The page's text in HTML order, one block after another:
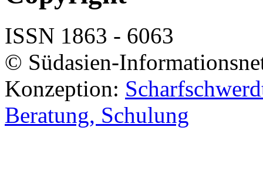
ISSN 1863 - 6063
© Südasien-
Konzeption:
Beratung, Schulung